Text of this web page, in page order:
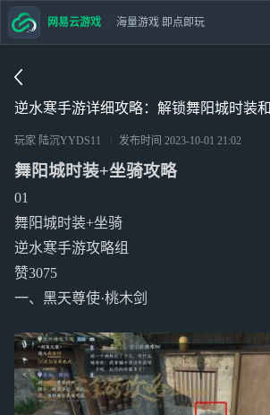
逆水寒手游详细攻略：解锁舞阳城时装
玩家 陆沉YYDS11 发布时间 2023-10-01 21:02
舞阳城时装+坐骑攻略
01
舞阳城时装+坐骑
逆水寒手游攻略组
赞3075
一、黑天尊使·桃木剑
网易云游戏 海量游戏 即点即玩